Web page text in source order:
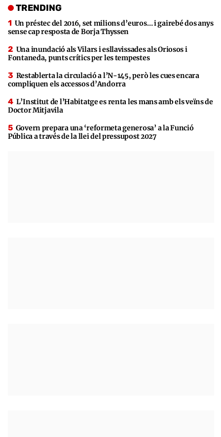
TRENDING
Un préstec del 2016, set milions d’euros… i gairebé dos anys
sense cap resposta de Borja Thyssen
Una inundació als Vilars i esllavissades als Oriosos i
Fontaneda, punts crítics per les tempestes
Restablerta la circulació a l’N-145, però les cues encara
compliquen els accessos d’Andorra
L’Institut de l’Habitatge es renta les mans amb els veïns de
Doctor Mitjavila
Govern prepara una ‘reformeta generosa’ a la Funció
Pública a través de la llei del pressupost 2027